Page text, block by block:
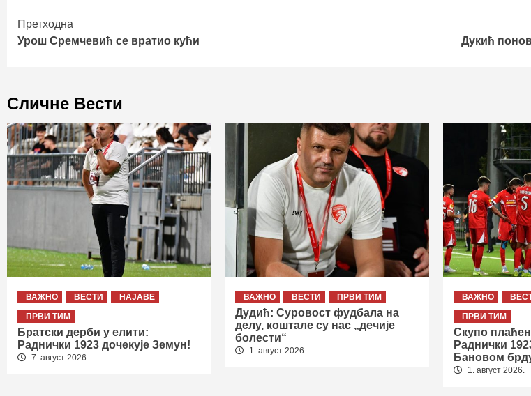
Continue
Reading
Претходна
Урош Сремчевић се вратио кући
Дукић
Сличне Вести
ВАЖНО ВЕСТИ
НАЈАВЕ
ПРВИ ТИМ
Братски дерби у елити:
Раднички 1923 дочекује Земун!
7. август 2026.
ВАЖНО ВЕСТИ ПРВИ ТИМ
Дудић: Суровост фудбала на
делу, коштале су нас „дечије
болести“
1. август 2026.
ВАЖНО
ПРВИ ТИМ
Скупо
Раднички
Бановом
1. август 2026.